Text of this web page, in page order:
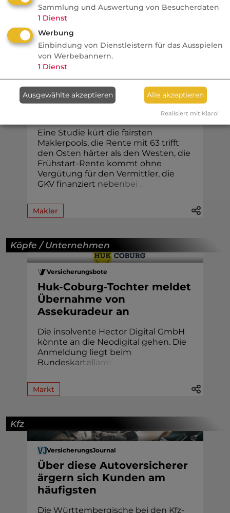
Depot zum Machtinstrument wird.
Vertrieb
Nachrichten
Brüß kommentiert: Die 32.
Woche im Rückspiegel
Eine Studie kürt die fairsten
Maklerpools, die Rente mit 63 trifft
den Osten härter als den Westen, die
Frühstart-Rente kommt ohne
Vergütung für den Vermittler, die
GKV finanziert nebenbei
Makler
Köpfe / Unternehmen
Versicherungsbote
Huk-Coburg-Tochter meldet
Übernahme von
Assekuradeur an
Die insolvente Hector Digital GmbH
könnte an die Neodigital gehen. Die
Anmeldung liegt beim
Bundeskartellam
Markt
Kfz
VersicherungsJournal
Über diese Autoversicherer
ärgern sich Kunden am
häufigsten
Die Württembergische bei den Kfz-
Sammlung und Auswertung von Besucherdaten
1 Dienst
Werbung
Einbindung von Dienstleistern für das Ausspielen
von Werbebannern.
1 Dienst
Ausgewählte akzeptieren Alle akzeptieren
Realisiert mit Klaro!